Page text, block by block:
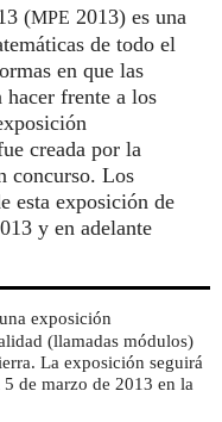
(MPE 2013) es una
de todo el
en que las
hacer frente a los
creada por la
concurso. Los
esta exposición de
y en adelante
exposición
(llamadas módulos)
La exposición seguirá
de marzo de 2013 en la